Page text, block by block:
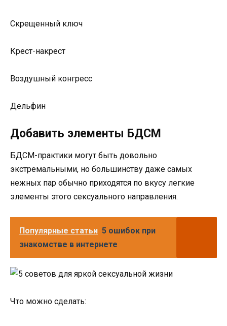
Скрещенный ключ
Крест-накрест
Воздушный конгресс
Дельфин
Добавить элементы БДСМ
БДСМ-практики могут быть довольно
экстремальными, но большинству даже самых
нежных пар обычно приходятся по вкусу легкие
элементы этого сексуального направления.
Популярные статьи 5 ошибок при
знакомстве в интернете
Что можно сделать: